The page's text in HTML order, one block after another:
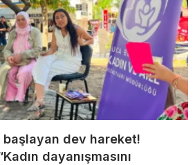
başlayan dev hareket!
dayanışmasını